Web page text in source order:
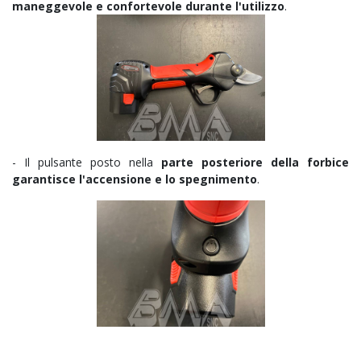
maneggevole e confortevole durante l'utilizzo.
- Il pulsante posto nella parte posteriore della forbice
garantisce l'accensione e lo spegnimento.